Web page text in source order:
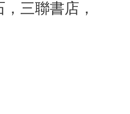
三聯書店，